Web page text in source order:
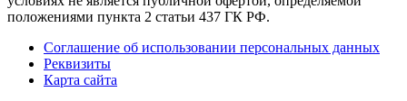
положениями пункта 2 статьи 437 ГК РФ.
Соглашение об использовании персональных данных
Реквизиты
Карта сайта